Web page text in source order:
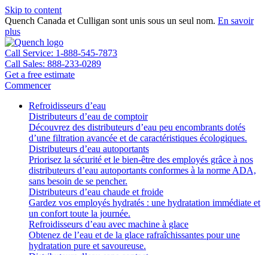
Skip to content
Quench Canada et Culligan sont unis sous un seul nom. En savoir
plus
Call Service: 1-888-545-7873
Call Sales: 888-233-0289
Get a free estimate
Commencer
Refroidisseurs d’eau
Distributeurs d’eau de comptoir
Découvrez des distributeurs d’eau peu encombrants dotés
d’une filtration avancée et de caractéristiques écologiques.
Distributeurs d’eau autoportants
Priorisez la sécurité et le bien-être des employés grâce à nos
distributeurs d’eau autoportants conformes à la norme ADA,
sans besoin de se pencher.
Distributeurs d’eau chaude et froide
Gardez vos employés hydratés : une hydratation immédiate et
un confort toute la journée.
Refroidisseurs d’eau avec machine à glace
Obtenez de l’eau et de la glace rafraîchissantes pour une
hydratation pure et savoureuse.